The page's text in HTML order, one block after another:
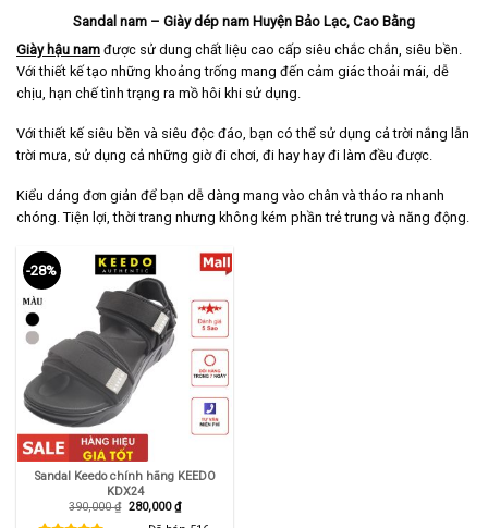
Sandal nam – Giày dép nam Huyện Bảo Lạc, Cao Bằng
Giày hậu nam được sử dung chất liệu cao cấp siêu chắc chắn, siêu bền.
Với thiết kế tạo những khoảng trống mang đến cảm giác thoải mái, dễ
chịu, hạn chế tình trạng ra mồ hôi khi sử dụng.
Với thiết kế siêu bền và siêu độc đáo, bạn có thể sử dụng cả trời nắng lẫn
trời mưa, sử dụng cả những giờ đi chơi, đi hay hay đi làm đều được.
Kiểu dáng đơn giản để bạn dễ dàng mang vào chân và tháo ra nhanh
chóng. Tiện lợi, thời trang nhưng không kém phần trẻ trung và năng động.
-28%
Sandal Keedo chính hãng KEEDO
KDX24
390,000₫ Giá
280,000₫Giá
hiện